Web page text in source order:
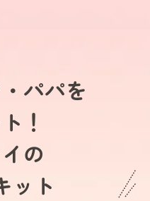
パパを
！
の
ット